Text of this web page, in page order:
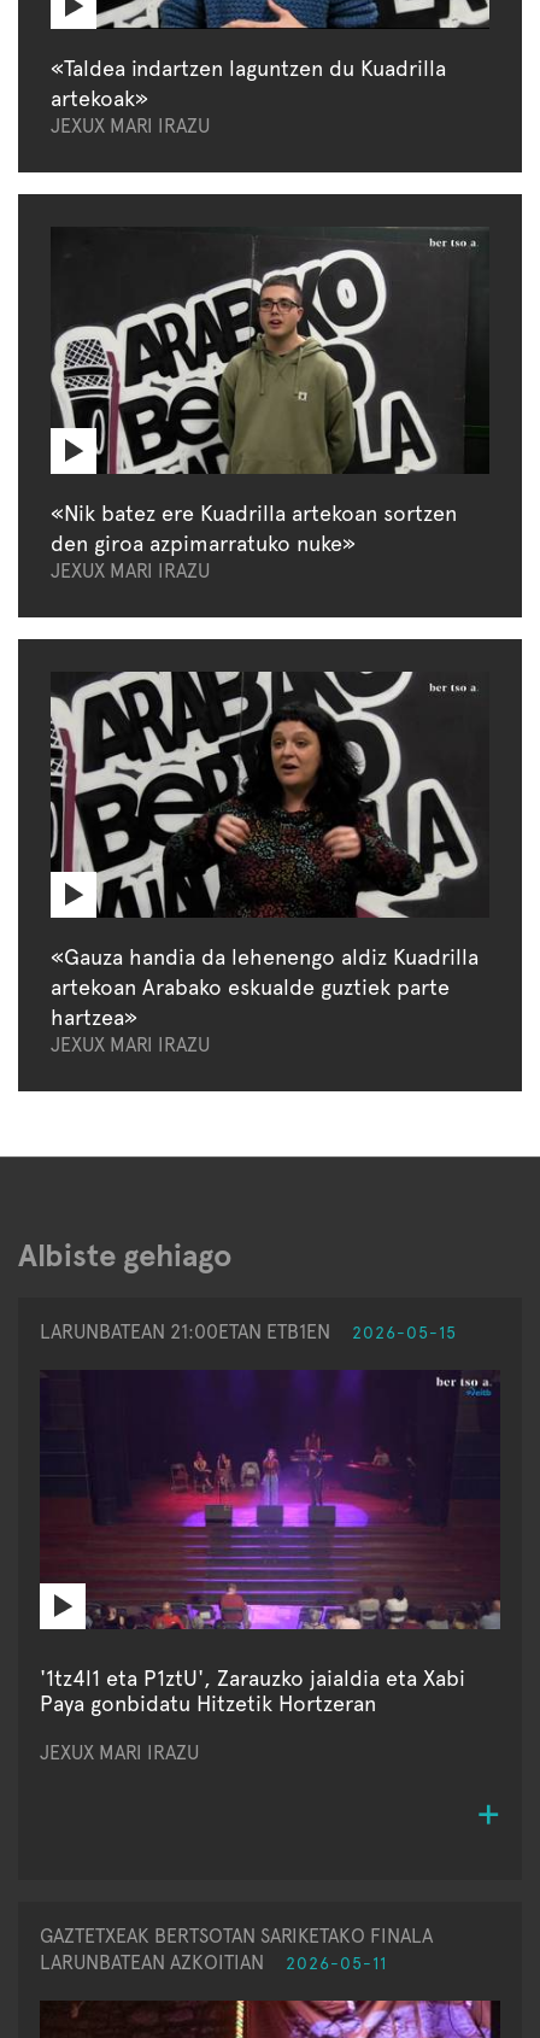
«Taldea indartzen laguntzen du Kuadrilla
artekoak»
JEXUX MARI IRAZU
«Nik batez ere Kuadrilla artekoan sortzen
den giroa azpimarratuko nuke»
JEXUX MARI IRAZU
«Gauza handia da lehenengo aldiz Kuadrilla
artekoan Arabako eskualde guztiek parte
hartzea»
JEXUX MARI IRAZU
Albiste gehiago
LARUNBATEAN 21:00ETAN ETB1EN 2026-05-15
'1tz4l1 eta P1ztU', Zarauzko jaialdia eta Xabi
Paya gonbidatu Hitzetik Hortzeran
JEXUX MARI IRAZU
GAZTETXEAK BERTSOTAN SARIKETAKO FINALA
LARUNBATEAN AZKOITIAN
2026-05-11